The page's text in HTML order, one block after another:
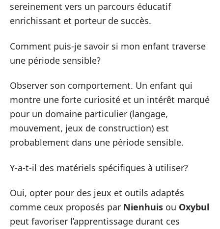
sereinement vers un parcours éducatif
enrichissant et porteur de succès.
Comment puis-je savoir si mon enfant traverse
une période sensible?
Observer son comportement. Un enfant qui
montre une forte curiosité et un intérêt marqué
pour un domaine particulier (langage,
mouvement, jeux de construction) est
probablement dans une période sensible.
Y-a-t-il des matériels spécifiques à utiliser?
Oui, opter pour des jeux et outils adaptés
comme ceux proposés par Nienhuis ou Oxybul
peut favoriser l’apprentissage durant ces